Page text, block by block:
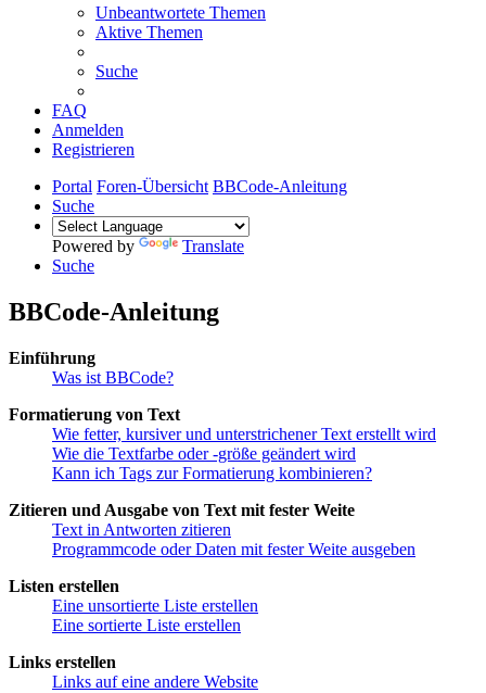
Unbeantwortete Themen
Aktive Themen
Suche
FAQ
Anmelden
Registrieren
Portal Foren-Übersicht BBCode-Anleitung
Suche
Powered by
Translate
Suche
BBCode-Anleitung
Einführung
Was ist BBCode?
Formatierung von Text
Wie fetter, kursiver und unterstrichener Text erstellt wird
Wie die Textfarbe oder -größe geändert wird
Kann ich Tags zur Formatierung kombinieren?
Zitieren und Ausgabe von Text mit fester Weite
Text in Antworten zitieren
Programmcode oder Daten mit fester Weite ausgeben
Listen erstellen
Eine unsortierte Liste erstellen
Eine sortierte Liste erstellen
Links erstellen
Links auf eine andere Website